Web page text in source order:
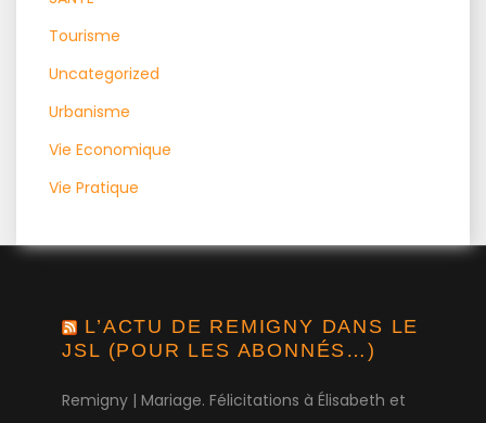
Tourisme
Uncategorized
Urbanisme
Vie Economique
Vie Pratique
L’ACTU DE REMIGNY DANS LE
JSL (POUR LES ABONNÉS…)
Remigny | Mariage. Félicitations à Élisabeth et